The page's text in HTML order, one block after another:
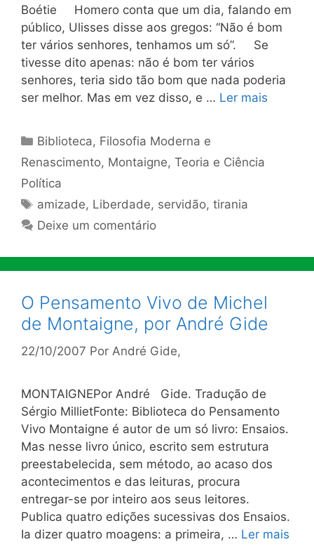
Boétie Homero conta que um dia, falando em
público, Ulisses disse aos gregos: “Não é bom
ter vários senhores, tenhamos um só”. Se
tivesse dito apenas: não é bom ter vários
senhores, teria sido tão bom que nada poderia
ser melhor. Mas em vez disso, e … Ler mais
Categorias
Biblioteca, Filosofia Moderna e
Renascimento, Montaigne, Teoria e Ciência
Política
Tags
amizade, Liberdade, servidão,tirania
Deixe um comentário
O Pensamento Vivo de Michel
de Montaigne, por André Gide
22/10/2007 Por André Gide,
MONTAIGNEPor André Gide. Tradução de
Sérgio MillietFonte: Biblioteca do Pensamento
Vivo Montaigne é autor de um só livro: Ensaios.
Mas nesse livro único, escrito sem estrutura
preestabelecida, sem método, ao acaso dos
acontecimentos e das leituras, procura
entregar-se por inteiro aos seus leitores.
Publica quatro edições sucessivas dos Ensaios.
Ia dizer quatro moagens: a primeira, … Ler mais